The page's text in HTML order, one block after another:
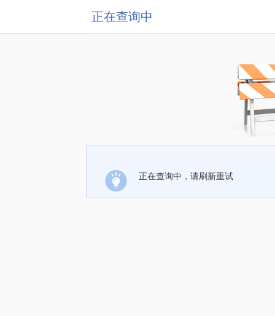
正在查询中
正在查询中，请刷新重试